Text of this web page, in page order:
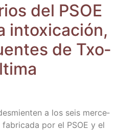
del PSOE
into­xi­ca­ción,
de Txo­
a los seis mer­ce­
por el PSOE y el